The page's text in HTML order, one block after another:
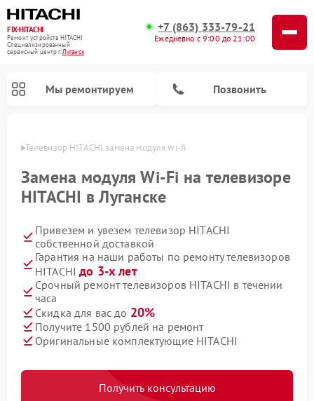
FIX-HITACHI
Ремонт устройств HITACHI
Специализированный
cервисный центр г.Луганск
+7 (863) 333-79-21
Ежедневно с 9:00 до 21:00
Мы ремонтируем Позвонить
Телевизор HITACHI замена модуля wi-fi
Замена модуля Wi-Fi на телевизоре
HITACHI в Луганске
Привезем и увезем телевизор HITACHI
собственной доставкой
Гарантия на наши работы по ремонту телевизоров
HITACHIдо 3-х лет
Срочный ремонт телевизоров HITACHI в течении
часа
Скидка для вас до 20%
Получите 1500 рублей на ремонт
Оригинальные комплектующие HITACHI
Получить консультацию